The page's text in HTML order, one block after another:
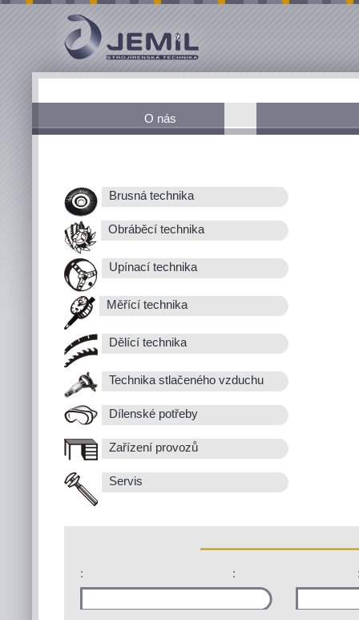
O nás
Brusná technika
Obráběcí technika
Upínací technika
Měřící technika
Dělící technika
Technika stlačeného vzduchu
Dílenské potřeby
Zařízení provozů
Servis
: :